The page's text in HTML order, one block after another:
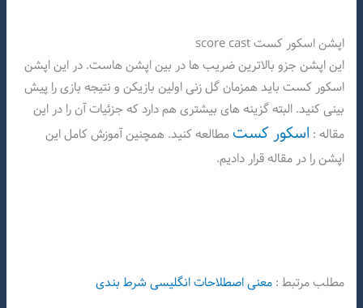
اپشن اسکور کست score cast
این اپشن جزو بالاترین ضریب ها در بین اپشن هاست. در این اپشن
اسکور کست باید همزمان گل زنی اولین بازیکن و نتیجه بازی را پیش
بینی کنید. البته گزینه های بیشتری هم دارد که جزئیات آن را در این
مقاله : اسکور کست مطالعه کنید. همچنین آموزش کامل این
اپشن را در مقاله قرار دادیم.
مطلب مرتبط :معنی اصطلاحات انگلیسی شرط بندی